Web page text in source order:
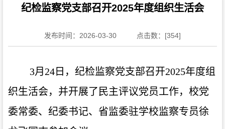
纪检监察党支部召开2025年度组织生活会
发布时间：2026-03-30 点击数：[354]
3月24日，纪检监察党支部召开2025年度组
织生活会，并开展了民主评议党员工作，校党
委常委、纪委书记、省监委驻学校监察专员徐